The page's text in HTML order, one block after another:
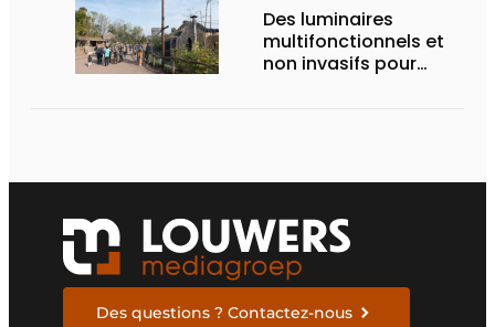
Des luminaires
multifonctionnels et
non invasifs pour
Des questions ? Contactez-nous